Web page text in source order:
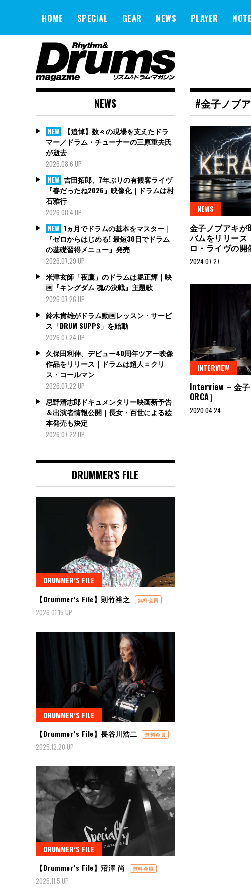
HOME SPECIAL GEAR NEWS PLAYER
#金子ノブ
NEWS
金子ノブアキ
バムをリリー
ロ・ライヴの開
2024.07.27
INTERVIEW
Interview – 金
ORCA］
2020.04.24
NEWS
NEW
【追悼】数々の現場を支えたドラ
マー／ドラム・チューナーの三原重夫氏
が逝去
2026.08.6 UP
NEW 吉田拓郎、7年ぶりの有観客ライヴ
『春だったね2026』映像化｜ドラムは村
石雅行
2026.08.4 UP
NEW 1ヵ月でドラムの基本をマスター｜
『ゼロからはじめる! 最短30日でドラム
の基礎習得メニュー』発売
2026.07.29 UP
米津玄師「夜鷹」のドラムは堀正輝｜映
画『キングダム 魂の決戦』主題歌
2026.07.26 UP
鈴木貴雄がドラム動画レッスン・サービ
ス「DRUM SUPPS」を始動
2026.07.24 UP
久保田利伸、デビュー40周年ツアー映像
作品をリリース｜ドラムは超人＝クリ
ス・コールマン
2026.07.22 UP
忌野清志郎ドキュメンタリー映画新予告
＆出演者情報公開｜長女・百世による絵
本発売も決定
2026.07.22 UP
DRUMMER'S FILE
DRUMMER’S FILE
【Drummer’s File】則竹裕之
無料会員
2026.01.15 UP
DRUMMER’S FILE
【Drummer’s File】長谷川浩二
無料会員
2025.12.20 UP
DRUMMER’S FILE
【Drummer’s File】沼澤 尚
無料会員
2025.11.5 UP